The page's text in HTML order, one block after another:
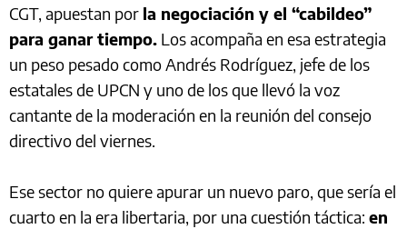
CGT, apuestan por la negociación y el “cabildeo”
para ganar tiempo. Los acompaña en esa estrategia
un peso pesado como Andrés Rodríguez, jefe de los
estatales de UPCN y uno de los que llevó la voz
cantante de la moderación en la reunión del consejo
directivo del viernes.
Ese sector no quiere apurar un nuevo paro, que sería el
cuarto en la era libertaria, por una cuestión táctica: en